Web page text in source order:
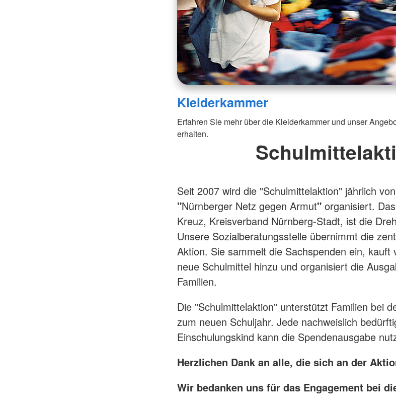
Kleiderkammer
Erfahren Sie mehr über die Kleiderkammer und unser
erhalten.
Seit 2007 wird die "Schulmittelaktion" jährlich
"Nürnberger Netz gegen Armut" organisiert.
Kreuz, Kreisverband Nürnberg-Stadt, ist die
Unsere Sozialberatungsstelle übernimmt die
Aktion. Sie sammelt die Sachspenden ein, kauft
neue Schulmittel hinzu und organisiert die
Familien.
Die "Schulmittelaktion" unterstützt Familien bei
zum neuen Schuljahr. Jede nachweislich
Einschulungskind kann die Spendenausgabe
Herzlichen Dank an alle, die sich an der
Wir bedanken uns für das Engagement bei